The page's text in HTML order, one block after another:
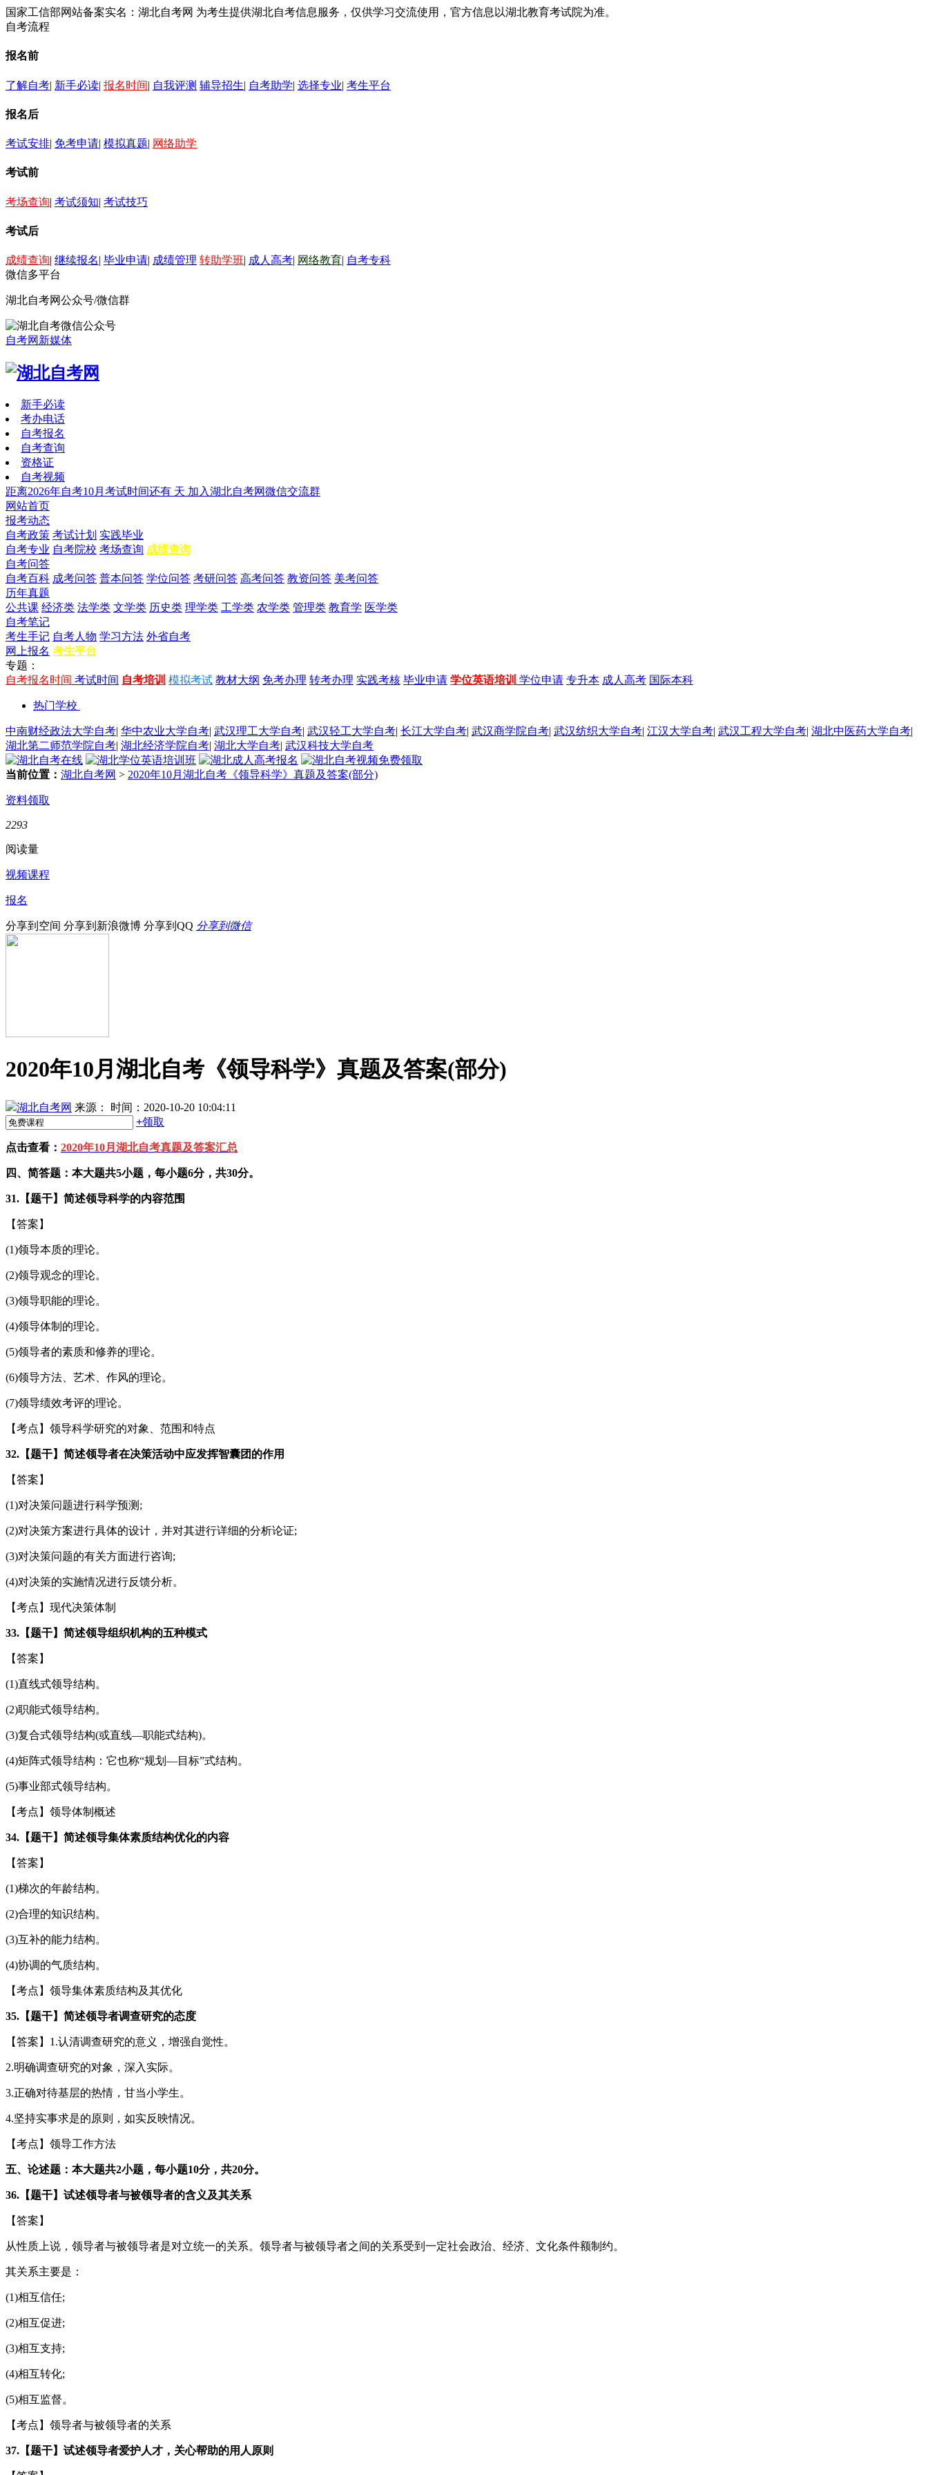
国家工信部网站备案实名：湖北自考网 为考生提供湖北自考信息服务，仅供学习交流使用，官方信息以湖北教育考试院为准。
自考流程
报名前
了解自考| 新手必读| 报名时间| 自我评测 辅导招生| 自考助学| 选择专业| 考生平台
报名后
考试安排| 免考申请| 模拟真题| 网络助学
考试前
考场查询| 考试须知| 考试技巧
考试后
成绩查询| 继续报名| 毕业申请| 成绩管理 转助学班| 成人高考| 网络教育| 自考专科
微信多平台
湖北自考网公众号/微信群
自考网新媒体
新手必读
考办电话
自考报名
自考查询
资格证
自考视频
距离2026年自考10月考试时间还有 天 加入湖北自考网微信交流群
网站首页
报考动态
自考政策 考试计划 实践毕业
自考专业 自考院校 考场查询 成绩查询
自考问答
自考百科 成考问答 普本问答 学位问答 考研问答 高考问答 教资问答 美考问答
历年真题
公共课 经济类 法学类 文学类 历史类 理学类 工学类 农学类 管理类 教育学 医学类
自考笔记
考生手记 自考人物 学习方法 外省自考
网上报名 考生平台
专题：
自考报名时间 考试时间 自考培训 模拟考试 教材大纲 免考办理 转考办理 实践考核 毕业申请 学位英语培训 学位申请 专升本 成人高考 国际本科
热门学校
中南财经政法大学自考| 华中农业大学自考| 武汉理工大学自考| 武汉轻工大学自考| 长江大学自考| 武汉商学院自考| 武汉纺织大学自考| 江汉大学自考| 武汉工程大学自考| 湖北中医药大学自考|
湖北第二师范学院自考| 湖北经济学院自考| 湖北大学自考| 武汉科技大学自考
当前位置： 湖北自考网 > 2020年10月湖北自考《领导科学》真题及答案(部分)
资料领取
2293
阅读量
视频课程
报名
分享到空间 分享到新浪微博 分享到QQ 分享到微信
2020年10月湖北自考《领导科学》真题及答案(部分)
湖北自考网 来源：
时间：2020-10-20 10:04:11
+领取
点击查看： 2020年10月湖北自考真题及答案汇总
四、简答题：本大题共5小题，每小题6分，共30分。
31.【题干】简述领导科学的内容范围
【答案】
(1)领导本质的理论。
(2)领导观念的理论。
(3)领导职能的理论。
(4)领导体制的理论。
(5)领导者的素质和修养的理论。
(6)领导方法、艺术、作风的理论。
(7)领导绩效考评的理论。
【考点】领导科学研究的对象、范围和特点
32.【题干】简述领导者在决策活动中应发挥智囊团的作用
【答案】
(1)对决策问题进行科学预测;
(2)对决策方案进行具体的设计，并对其进行详细的分析论证;
(3)对决策问题的有关方面进行咨询;
(4)对决策的实施情况进行反馈分析。
【考点】现代决策体制
33.【题干】简述领导组织机构的五种模式
【答案】
(1)直线式领导结构。
(2)职能式领导结构。
(3)复合式领导结构(或直线—职能式结构)。
(4)矩阵式领导结构：它也称“规划—目标”式结构。
(5)事业部式领导结构。
【考点】领导体制概述
34.【题干】简述领导集体素质结构优化的内容
【答案】
(1)梯次的年龄结构。
(2)合理的知识结构。
(3)互补的能力结构。
(4)协调的气质结构。
【考点】领导集体素质结构及其优化
35.【题干】简述领导者调查研究的态度
【答案】1.认清调查研究的意义，增强自觉性。
2.明确调查研究的对象，深入实际。
3.正确对待基层的热情，甘当小学生。
4.坚持实事求是的原则，如实反映情况。
【考点】领导工作方法
五、论述题：本大题共2小题，每小题10分，共20分。
36.【题干】试述领导者与被领导者的含义及其关系
【答案】
从性质上说，领导者与被领导者是对立统一的关系。领导者与被领导者之间的关系受到一定社会政治、经济、文化条件额制约。
其关系主要是：
(1)相互信任;
(2)相互促进;
(3)相互支持;
(4)相互转化;
(5)相互监督。
【考点】领导者与被领导者的关系
37.【题干】试述领导者爱护人才，关心帮助的用人原则